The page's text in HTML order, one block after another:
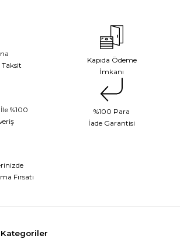
Taksit
Kapıda Ödeme
İmkanı
%100
%100 Para
İade Garantisi
Fırsatı